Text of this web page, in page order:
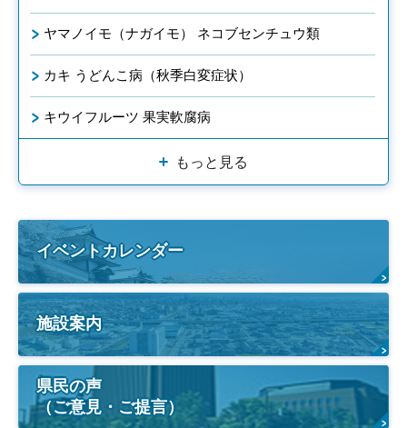
ヤマノイモ（ナガイモ） ネコブセンチュウ類
カキ うどんこ病（秋季白変症状）
キウイフルーツ 果実軟腐病
もっと見る
イベントカレンダー
施設案内
県民の声
（ご意見・ご提言）